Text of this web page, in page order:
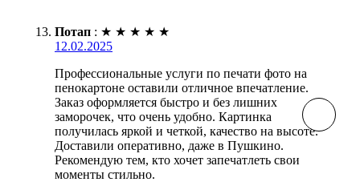
Потап : ★ ★ ★ ★ ★
12.02.2025
Профессиональные услуги по печати фото на
пенокартоне оставили отличное впечатление.
Заказ оформляется быстро и без лишних
заморочек, что очень удобно. Картинка
получилась яркой и четкой, качество на высоте.
Доставили оперативно, даже в Пушкино.
Рекомендую тем, кто хочет запечатлеть свои
моменты стильно.